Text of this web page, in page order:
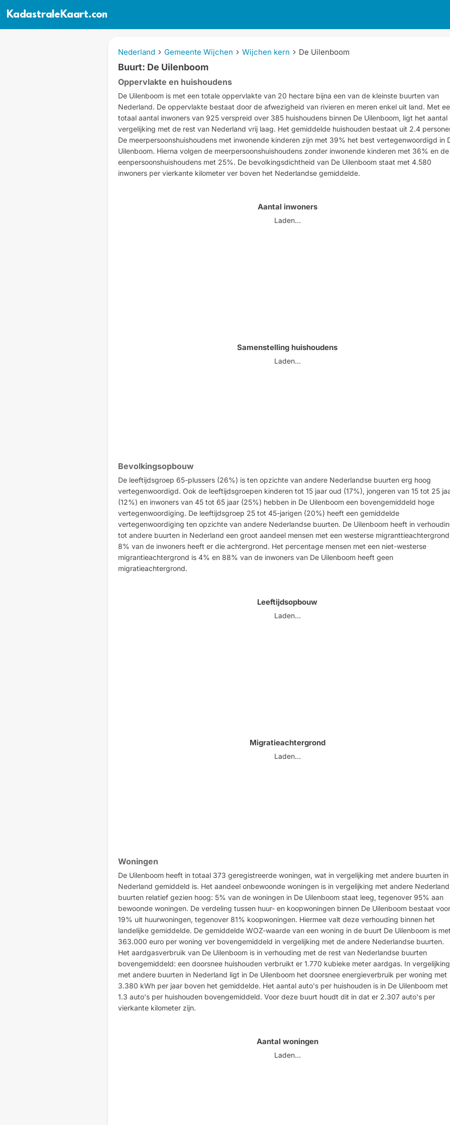
KadastraleKaart.com
Nederland Gemeente Wijchen Wijchen kern De Uilenboom
Buurt: De Uilenboom
Oppervlakte en huishoudens
De Uilenboom is met een totale oppervlakte van 20 hectare bijna een van de kleinste buurten van
Nederland. De oppervlakte bestaat door de afwezigheid van rivieren en meren enkel uit land. Met
totaal aantal inwoners van 925 verspreid over 385 huishoudens binnen De Uilenboom, ligt het aantal
vergelijking met de rest van Nederland vrij laag. Het gemiddelde huishouden bestaat uit 2.4
De meerpersoonshuishoudens met inwonende kinderen zijn met 39% het best vertegenwoordigd in
Uilenboom. Hierna volgen de meerpersoonshuishoudens zonder inwonende kinderen met 36% en de
eenpersoonshuishoudens met 25%. De bevolkingsdichtheid van De Uilenboom staat met 4.580
inwoners per vierkante kilometer ver boven het Nederlandse gemiddelde.
Aantal inwoners
Laden...
Samenstelling huishoudens
Laden...
Bevolkingsopbouw
De leeftijdsgroep 65-plussers (26%) is ten opzichte van andere Nederlandse buurten erg hoog
vertegenwoordigd. Ook de leeftijdsgroepen kinderen tot 15 jaar oud (17%), jongeren van 15 tot 25
(12%) en inwoners van 45 tot 65 jaar (25%) hebben in De Uilenboom een bovengemiddeld hoge
vertegenwoordiging. De leeftijdsgroep 25 tot 45-jarigen (20%) heeft een gemiddelde
vertegenwoordiging ten opzichte van andere Nederlandse buurten. De Uilenboom heeft in
tot andere buurten in Nederland een groot aandeel mensen met een westerse
8% van de inwoners heeft er die achtergrond. Het percentage mensen met een niet-westerse
migrantieachtergrond is 4% en 88% van de inwoners van De Uilenboom heeft geen
migratieachtergrond.
Leeftijdsopbouw
Laden...
Migratieachtergrond
Laden...
Woningen
De Uilenboom heeft in totaal 373 geregistreerde woningen, wat in vergelijking met andere buurten in
Nederland gemiddeld is. Het aandeel onbewoonde woningen is in vergelijking met andere
buurten relatief gezien hoog: 5% van de woningen in De Uilenboom staat leeg, tegenover 95% aan
bewoonde woningen. De verdeling tussen huur- en koopwoningen binnen De Uilenboom bestaat voor
19% uit huurwoningen, tegenover 81% koopwoningen. Hiermee valt deze verhouding binnen het
landelijke gemiddelde. De gemiddelde WOZ-waarde van een woning in de buurt De Uilenboom is
363.000 euro per woning ver bovengemiddeld in vergelijking met de andere Nederlandse buurten.
Het aardgasverbruik van De Uilenboom is in verhouding met de rest van Nederlandse buurten
bovengemiddeld: een doorsnee huishouden verbruikt er 1.770 kubieke meter aardgas. In vergelijking
met andere buurten in Nederland ligt in De Uilenboom het doorsnee energieverbruik per woning met
3.380 kWh per jaar boven het gemiddelde. Het aantal auto's per huishouden is in De Uilenboom met
1.3 auto's per huishouden bovengemiddeld. Voor deze buurt houdt dit in dat er 2.307 auto's per
vierkante kilometer zijn.
Aantal woningen
Laden...